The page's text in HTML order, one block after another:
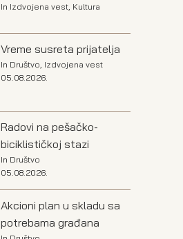
In Izdvojena vest, Kultura
Vreme susreta prijatelja
In Društvo Izdvojena vest
05.08.2026.
Radovi na pešačko-
biciklističkoj stazi
In Društvo
05.08.2026.
Akcioni plan u skladu sa
potrebama građana